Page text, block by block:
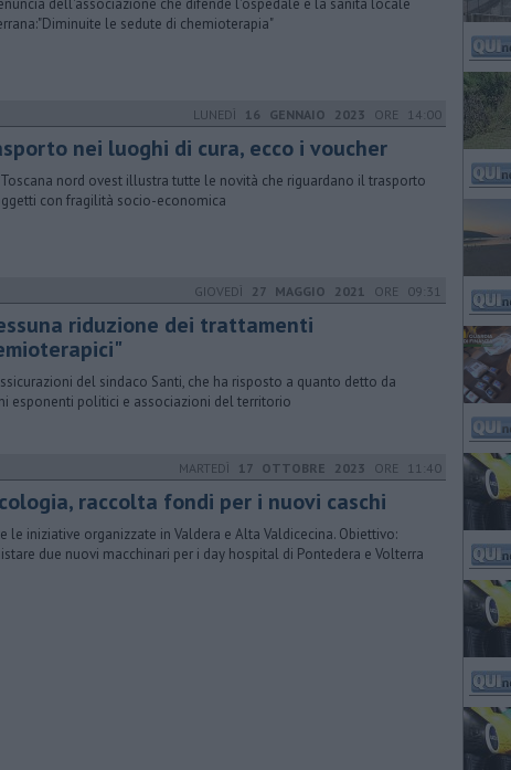
dell'associazione che difende l'ospedale e la sanità locale
le sedute di chemioterapia"
LUNEDÌ 16 GENNAIO 2023 ORE 14:00
nei luoghi di cura, ecco i voucher
Toscana nord ovest illustra tutte le novità che riguardano il trasporto
con fragilità socio-economica
GIOVEDÌ 27 MAGGIO 2021 ORE 09:31
riduzione dei trattamenti
del sindaco Santi, che ha risposto a quanto detto da
esponenti politici e associazioni del territorio
MARTEDÌ 17 OTTOBRE 2023 ORE 11:40
raccolta fondi per i nuovi caschi
le iniziative organizzate in Valdera e Alta Valdicecina. Obiettivo:
due nuovi macchinari per i day hospital di Pontedera e Volterra